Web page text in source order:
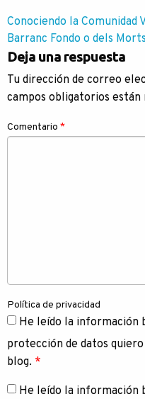
Navegación
de
entradas
Conociendo la Comunidad
Barranc Fondo o dels Morts
Deja una respuesta
Tu dirección de correo
campos obligatorios están
Comentario *
Política de privacidad
He leído la información
protección de datos
blog. *
He leído la información